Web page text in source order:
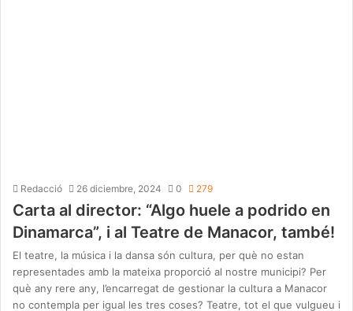
Redacció 26 diciembre, 2024 0 279
Carta al director: “Algo huele a podrido en
Dinamarca”, i al Teatre de Manacor, també!
El teatre, la música i la dansa són cultura, per què no estan
representades amb la mateixa proporció al nostre municipi? Per
què any rere any, l’encarregat de gestionar la cultura a Manacor
no contempla per igual les tres coses? Teatre, tot el que vulgueu i